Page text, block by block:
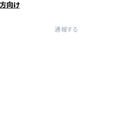
向け
通報する